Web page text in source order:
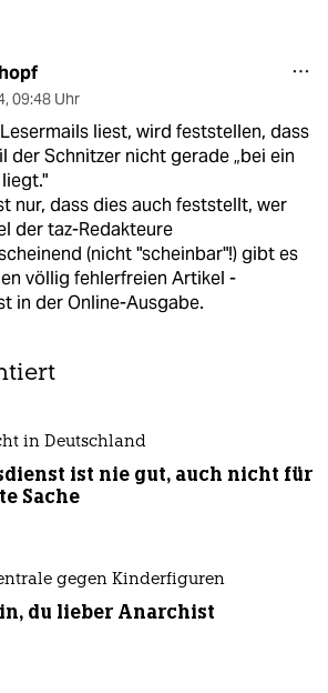
, 09:48 Uhr
liest, wird feststellen, dass
der Schnitzer nicht gerade „bei ein
nur, dass dies auch feststellt, wer
der taz-Redakteure
(nicht "scheinbar"!) gibt es
völlig fehlerfreien Artikel -
in der Online-Ausgabe.
in Deutschland
ist nie gut, auch nicht für
Sache
gegen Kinderfiguren
du lieber Anarchist